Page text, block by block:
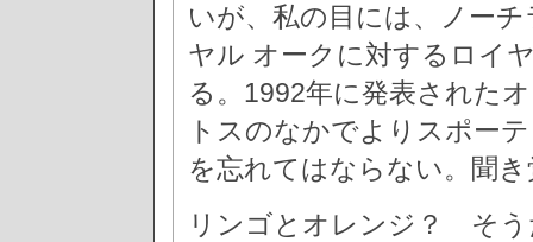
いが、私の目には、ノー
ヤル オークに対するロイ
る。1992年に発表された
トスのなかでよりスポー
を忘れてはならない。聞
リンゴとオレンジ？ そう